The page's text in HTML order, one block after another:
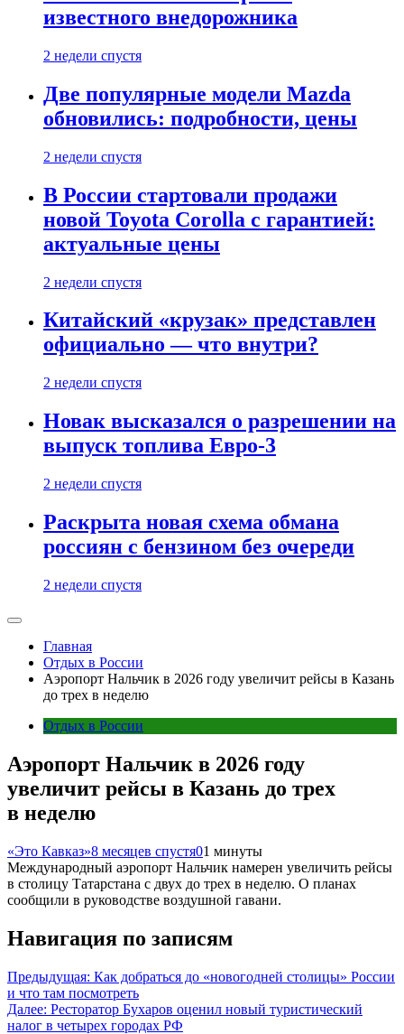
известного внедорожника
2 недели спустя
Две популярные модели Mazda
обновились: подробности, цены
2 недели спустя
В России стартовали продажи
новой Toyota Corolla с гарантией:
актуальные цены
2 недели спустя
Китайский «крузак» представлен
официально — что внутри?
2 недели спустя
Новак высказался о разрешении на
выпуск топлива Евро-3
2 недели спустя
Раскрыта новая схема обмана
россиян с бензином без очереди
2 недели спустя
Главная
Отдых в России
Аэропорт Нальчик в 2026 году увеличит рейсы в Казань
до трех в неделю
Отдых в России
Аэропорт Нальчик в 2026 году
увеличит рейсы в Казань до трех
в неделю
«Это Кавказ»8 месяцев спустя01 минуты
Международный аэропорт Нальчик намерен увеличить рейсы
в столицу Татарстана с двух до трех в неделю. О планах
сообщили в руководстве воздушной гавани.
Навигация по записям
Предыдущая: Как добраться до «новогодней столицы» России
и что там посмотреть
Далее: Ресторатор Бухаров оценил новый туристический
налог в четырех городах РФ